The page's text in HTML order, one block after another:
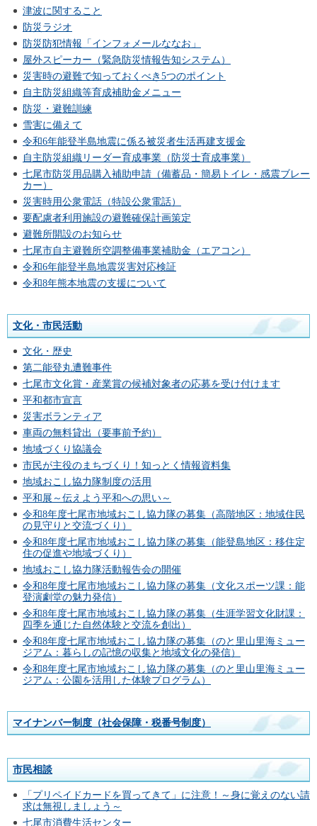
津波に関すること
防災ラジオ
防災防犯情報「インフォメールななお」
屋外スピーカー（緊急防災情報告知システム）
災害時の避難で知っておくべき5つのポイント
自主防災組織等育成補助金メニュー
防災・避難訓練
雪害に備えて
令和6年能登半島地震に係る被災者生活再建支援金
自主防災組織リーダー育成事業（防災士育成事業）
七尾市防災用品購入補助申請（備蓄品・簡易トイレ・感震ブレー
カー）
災害時用公衆電話（特設公衆電話）
要配慮者利用施設の避難確保計画策定
避難所開設のお知らせ
七尾市自主避難所空調整備事業補助金（エアコン）
令和6年能登半島地震災害対応検証
令和8年熊本地震の支援について
文化・市民活動
文化・歴史
第二能登丸遭難事件
七尾市文化賞・産業賞の候補対象者の応募を受け付けます
平和都市宣言
災害ボランティア
車両の無料貸出（要事前予約）
地域づくり協議会
市民が主役のまちづくり！知っとく情報資料集
地域おこし協力隊制度の活用
平和展～伝えよう平和への思い～
令和8年度七尾市地域おこし協力隊の募集（高階地区：地域住民
の見守りと交流づくり）
令和8年度七尾市地域おこし協力隊の募集（能登島地区：移住定
住の促進や地域づくり）
地域おこし協力隊活動報告会の開催
令和8年度七尾市地域おこし協力隊の募集（文化スポーツ課：能
登演劇堂の魅力発信）
令和8年度七尾市地域おこし協力隊の募集（生涯学習文化財課：
四季を通じた自然体験と交流を創出）
令和8年度七尾市地域おこし協力隊の募集（のと里山里海ミュー
ジアム：暮らしの記憶の収集と地域文化の発信）
令和8年度七尾市地域おこし協力隊の募集（のと里山里海ミュー
ジアム：公園を活用した体験プログラム）
マイナンバー制度（社会保障・税番号制度）
市民相談
「プリペイドカードを買ってきて」に注意！～身に覚えのない請
求は無視しましょう～
七尾市消費生活センター